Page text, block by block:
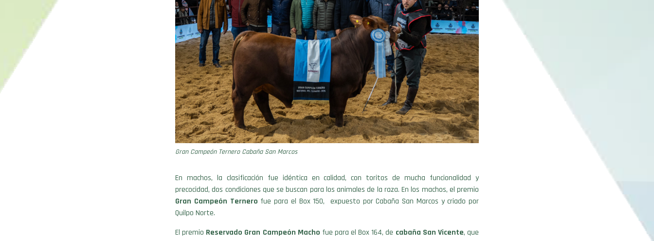
Gran Campeón Ternero Cabaña San Marcos
En machos, la clasificación fue idéntica en calidad, con toritos de mucha funcionalidad y
precocidad, dos condiciones que se buscan para los animales de la raza. En los machos, el premio
Gran Campeón Ternero fue para el Box 150, expuesto por Cabaña San Marcos y criado por
Quilpo Norte.
El premio Reservado Gran Campeón Macho fue para el Box 164, de cabaña San Vicente, que